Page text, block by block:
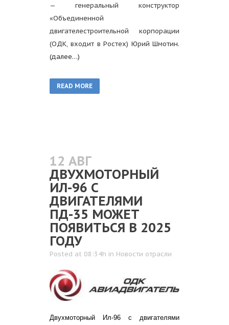
— генеральный конструктор
«Объединенной
двигателестроительной корпорации
(ОДК, входит в Ростех) Юрий Шмотин.
(далее…)
READ MORE
12 АВГ
ДВУХМОТОРНЫЙ
ИЛ-96 С
ДВИГАТЕЛЯМИ
ПД-35 МОЖЕТ
ПОЯВИТЬСЯ В 2025
ГОДУ
Posted at 08:34h in Новости отрасли
Двухмоторный Ил-96 с двигателями